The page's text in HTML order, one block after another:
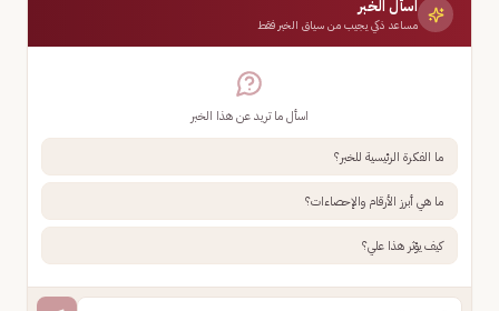
اسأل الخبر
مساعد ذكي يجيب من سياق الخبر فقط
اسأل ما تريد عن هذا الخبر
ما الفكرة الرئيسية للخبر؟
ما هي أبرز الأرقام والإحصاءات؟
كيف يؤثر هذا علي؟